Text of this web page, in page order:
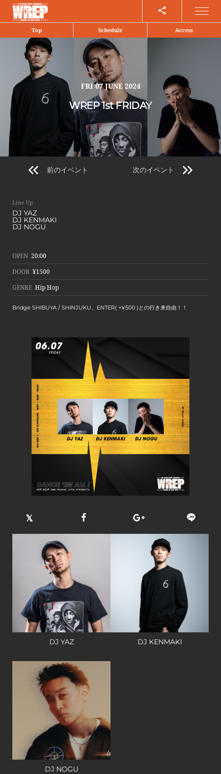
Top Schedule Access
Share
FRI 07 JUNE 2024
WREP 1st FRIDAY
前のイベント 次のイベント
Line Up
DJ YAZ
DJ KENMAKI
DJ NOGU
OPEN 20:00
DOOR ¥1500
GENRE Hip Hop
Bridge SHIBUYA / SHINJUKU、ENTER( +¥500 )との行き来自由！！
DJ YAZ DJ KENMAKI
DJ NOGU